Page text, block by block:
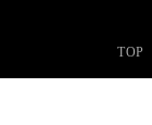
TOP